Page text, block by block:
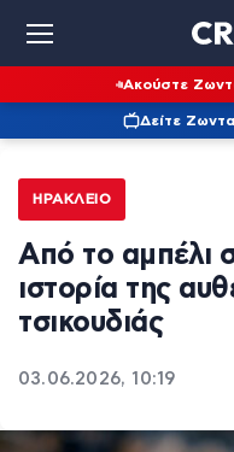
Ακούστε
Δείτε
ΗΡΆΚΛΕΙΟ
Από το αμπέλι
ιστορία της
τσικουδιάς
03.06.2026, 10:19